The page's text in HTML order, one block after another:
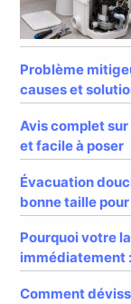
Problème
causes et
Avis complet
et facile à poser
Évacuation
bonne taille
Pourquoi votre
immédiatement
Comment